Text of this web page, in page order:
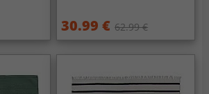
30.99 € 62.99 €